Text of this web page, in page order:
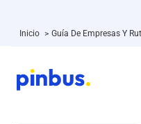
Inicio > Guía De Empresas Y